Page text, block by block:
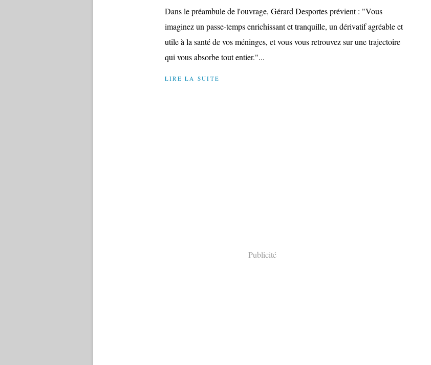
Dans le préambule de l'ouvrage, Gérard Desportes prévient : "Vous
imaginez un passe-temps enrichissant et tranquille, un dérivatif agréable et
utile à la santé de vos méninges, et vous vous retrouvez sur une trajectoire
qui vous absorbe tout entier."...
LIRE LA SUITE
Publicité